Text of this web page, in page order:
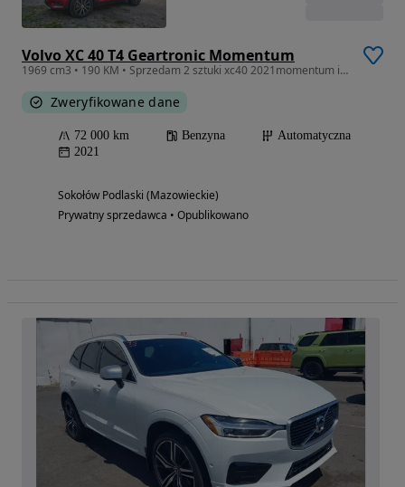
Volvo XC 40 T4 Geartronic Momentum
1969 cm3 • 190 KM • Sprzedam 2 sztuki xc40 2021momentum i 2019 Rdesign full opcja
Zweryfikowane dane
72 000 km Benzyna
Automatyczna
2021
Sokołów Podlaski (Mazowieckie)
Prywatny sprzedawca • Opublikowano